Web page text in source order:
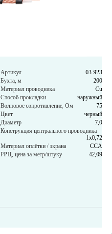
Артикул
03-923
Бухта, м
200
Материал проводника
Cu
Способ прокладки
наружный
Волновое сопротивление, Ом
75
Цвет
черный
Диаметр
7,0
Конструкция центрального проводника
1х0,72
Материал оплётки / экрана
CCA
РРЦ, цена за метр/штуку
42,09